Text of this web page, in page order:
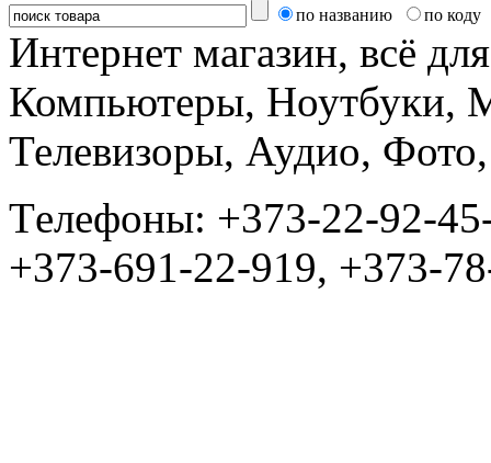
по названию по коду
Интернет магазин, всё
Компьютеры, Ноутбуки,
Телевизоры, Аудио,
Tелефоны: +373-22-92-
+373-691-22-919, +373-